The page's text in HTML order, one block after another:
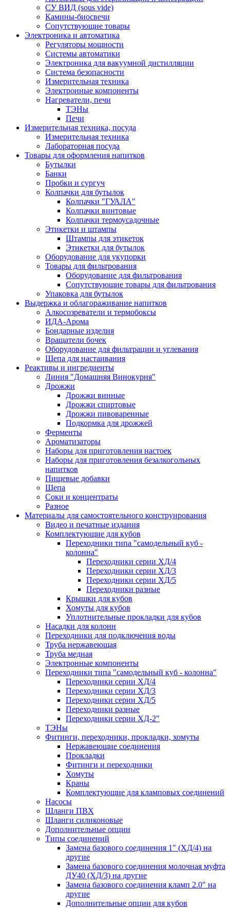
СУ ВИД (sous vide)
Камины-биосвечи
Сопутствующие товары
Электроника и автоматика
Регуляторы мощности
Системы автоматики
Электроника для вакуумной дистилляции
Система безопасности
Измерительная техника
Электронные компоненты
Нагреватели, печи
ТЭНы
Печи
Измерительная техника, посуда
Измерительная техника
Лабораторная посуда
Товары для оформления напитков
Бутылки
Банки
Пробки и сургуч
Колпачки для бутылок
Колпачки "ГУАЛА"
Колпачки винтовые
Колпачки термоусадочные
Этикетки и штампы
Штампы для этикеток
Этикетки для бутылок
Оборудование для укупорки
Товары для фильтрования
Оборудование для фильтрования
Сопутствующие товары для фильтрования
Упаковка для бутылок
Выдержка и облагораживание напитков
Алкосозреватели и термобоксы
ИДА-Арома
Бондарные изделия
Вращатели бочек
Оборудование для фильтрации и углевания
Щепа для настаивания
Реактивы и ингредиенты
Линия "Домашняя Винокурня"
Дрожжи
Дрожжи винные
Дрожжи спиртовые
Дрожжи пивоваренные
Подкормка для дрожжей
Ферменты
Ароматизаторы
Наборы для приготовления настоек
Наборы для приготовления безалкогольных
напитков
Пищевые добавки
Щепа
Соки и концентраты
Разное
Материалы для самостоятельного конструирования
Видео и печатные издания
Комплектующие для кубов
Переходники типа "самодельный куб -
колонна"
Переходники серии ХД/4
Переходники серии ХД/3
Переходники серии ХД/5
Переходники разные
Крышки для кубов
Хомуты для кубов
Уплотнительные прокладки для кубов
Насадки для колонн
Переходники для подключения воды
Труба нержавеющая
Труба медная
Электронные компоненты
Переходники типа "самодельный куб - колонна"
Переходники серии ХД/4
Переходники серии ХД/3
Переходники серии ХД/5
Переходники разные
Переходники серии ХД-2"
ТЭНы
Фитинги, переходники, прокладки, хомуты
Нержавеющие соединения
Прокладки
Фитинги и переходники
Хомуты
Краны
Комплектующие для кламповых соединений
Насосы
Шланги ПВХ
Шланги силиконовые
Дополнительные опции
Типы соединений
Замена базового соединения 1" (ХД/4) на
другие
Замена базового соединения молочная муфта
ДУ40 (ХД/3) на другие
Замена базового соединения кламп 2.0" на
другие
Дополнительные опции для кубов